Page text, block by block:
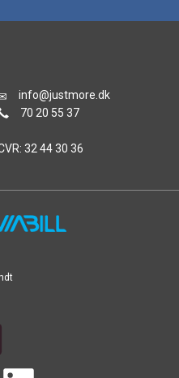
info@justmore.dk
70 20 55 37
32 44 30 36